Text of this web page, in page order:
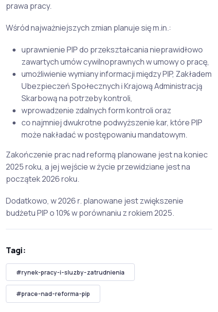
prawa pracy.
Wśród najważniejszych zmian planuje się m.in.:
uprawnienie PIP do przekształcania nieprawidłowo
zawartych umów cywilnoprawnych w umowy o pracę,
umożliwienie wymiany informacji między PIP, Zakładem
Ubezpieczeń Społecznych i Krajową Administracją
Skarbową na potrzeby kontroli,
wprowadzenie zdalnych form kontroli oraz
co najmniej dwukrotne podwyższenie kar, które PIP
może nakładać w postępowaniu mandatowym.
Zakończenie prac nad reformą planowane jest na koniec
2025 roku, a jej wejście w życie przewidziane jest na
początek 2026 roku.
Dodatkowo, w 2026 r. planowane jest zwiększenie
budżetu PIP o 10% w porównaniu z rokiem 2025.
Tagi:
#rynek-pracy-i-sluzby-zatrudnienia
#prace-nad-reforma-pip